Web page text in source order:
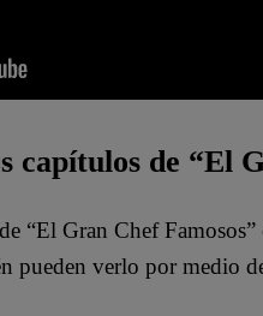
capítulos de “El
“El Gran Chef
pueden verlo por medio